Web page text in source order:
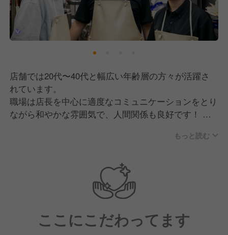
けてまいります。
そこで現在は既存店の戦力強化と合わせて、更なる労
働環境の改善をしていくために、一緒にお店を、会社
を盛り上げていただける仲間を募集中です！
店舗では20代〜40代と幅広い年齢層の方々が活躍さ
れています。
職場は店長を中心に適度なコミュニケーションをとり
ながら和やかな雰囲気で、人間関係も良好です！
なく、新しく入ってきた方もしっかりと歓迎してくれ
【どんな人に来て欲しい？】
■仕事を落ち着いて、しっかりと遂行していける方
宅配ということでお客様と接する機会が少ないです
が、だからこそ料理でお客様に喜んでいただくことが
大切です！
もっと読む
ここにこだわってます